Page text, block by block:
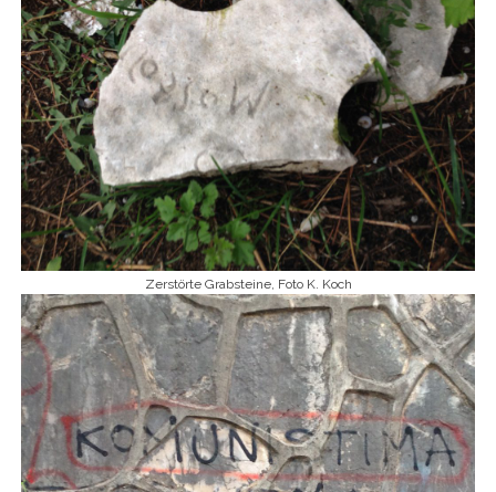
Zerstörte Grabsteine, Foto K. Koch